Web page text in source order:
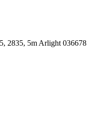
5m Arlight 036678